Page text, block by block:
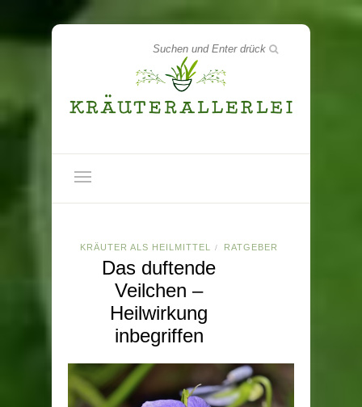
KRÄUTER ALS HEILMITTEL / RATGEBER
Das duftende
Veilchen –
Heilwirkung
inbegriffen